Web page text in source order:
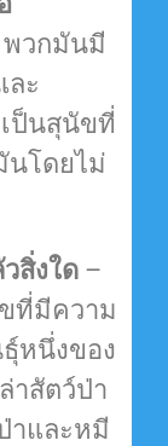
พวกมันมี
ละ
ป็นสุนัขที่
นโดยไม่
สิ่งใด –
ที่มีความ
หนึ่งของ
าสัตว์ป่า
าและหมี